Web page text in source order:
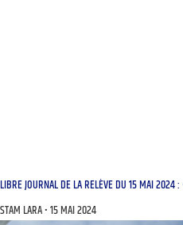
LIBRE JOURNAL DE LA RELÈVE DU 15 MAI 2024
STAM LARA 15 MAI 2024